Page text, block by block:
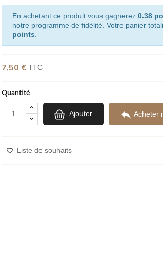
En achetant ce produit vous gagnerez 0.38
notre programme de fidélité. Votre panier
points
7,50 €TTC
Quantité
Ajouter  Acheter
Liste de souhaits